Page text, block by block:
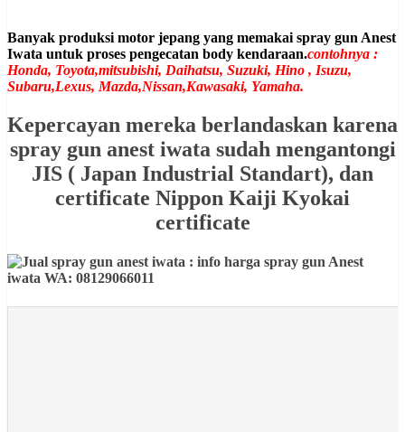
Banyak produksi motor jepang yang memakai spray gun Anest
Iwata untuk proses pengecatan body kendaraan.contohnya :
Honda, Toyota,mitsubishi, Daihatsu, Suzuki, Hino , Isuzu,
Subaru,Lexus, Mazda,Nissan,Kawasaki, Yamaha.
Kepercayan mereka berlandaskan karena
spray gun anest iwata sudah mengantongi
JIS ( Japan Industrial Standart), dan
certificate Nippon Kaiji Kyokai
certificate